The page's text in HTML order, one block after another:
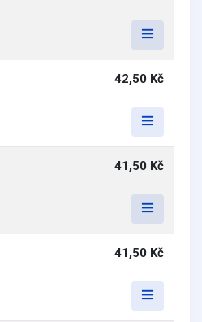
42,50 Kč
41,50 Kč
41,50 Kč